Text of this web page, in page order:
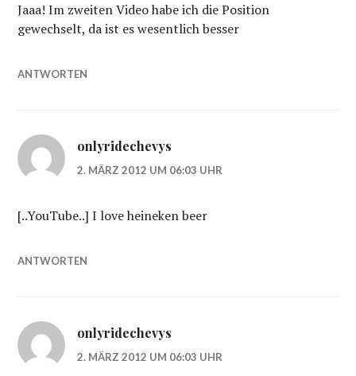
Jaaa! Im zweiten Video habe ich die Position
gewechselt, da ist es wesentlich besser
ANTWORTEN
onlyridechevys
2. MÄRZ 2012 UM 06:03 UHR
[..YouTube..] I love heineken beer
ANTWORTEN
onlyridechevys
2. MÄRZ 2012 UM 06:03 UHR